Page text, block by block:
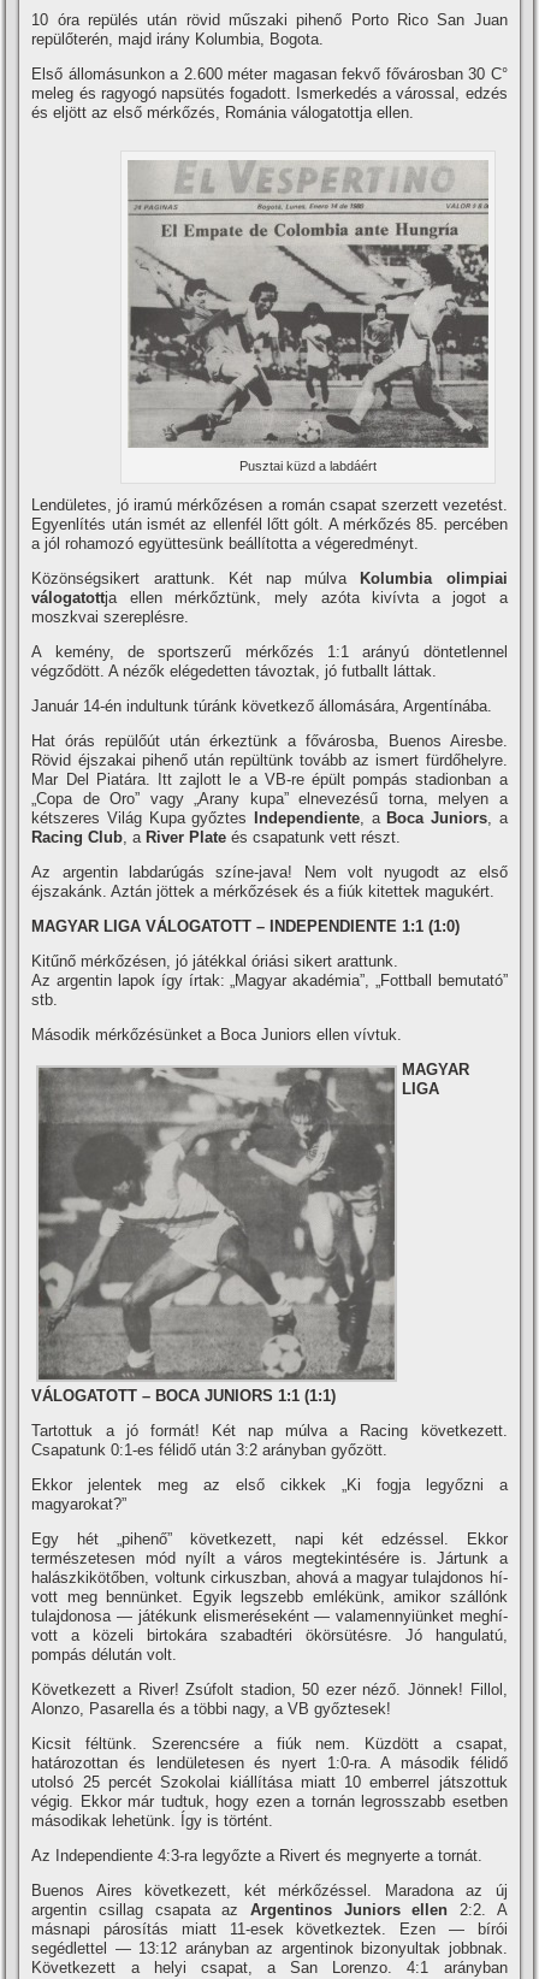
10 óra repülés után rövid műszaki pihenő Porto Rico San Juan
repülőterén, majd irány Kolumbia, Bogota.
Első állomásunkon a 2.600 méter magasan fekvő fővárosban 30 C°
meleg és ragyogó napsütés fogadott. Ismerkedés a várossal, edzés
és eljött az első mérkőzés, Románia válogatottja ellen.
Pusztai küzd a labdáért
Lendületes, jó iramú mérkőzésen a román csapat szerzett vezetést.
Egyenlí­tés után ismét az ellenfél lőtt gólt. A mérkőzés 85. percében
a jól rohamozó együttesünk beállí­totta a végeredményt.
Közönségsikert arattunk. Két nap múlva
Kolumbia olimpiai
válogatottja ellen mérkőztünk, mely azóta kiví­vta a jogot a
moszkvai szereplésre.
A kemény, de sportszerű mérkőzés 1:1 arányú döntetlennel
végződött. A nézők elégedetten távoztak, jó futballt láttak.
Január 14-én indultunk túránk következő állomására, Argentí­nába.
Hat órás repülőút után érkeztünk a fővárosba, Buenos Airesbe.
Rövid éjszakai pihenő után repültünk tovább az ismert fürdőhelyre.
Mar Del Piatára. Itt zajlott le a VB-re épült pompás stadionban a
„Copa de Oro” vagy „Arany kupa” elnevezésű torna, melyen a
kétszeres Világ Kupa győztes
Independiente , a Boca Juniors, a
Racing Club , a River Plate és csapatunk vett részt.
Az argentin labdarúgás szí­ne-java! Nem volt nyugodt az első
éjszakánk. Aztán jöttek a mérkőzések és a fiúk kitettek magukért.
MAGYAR LIGA VÁLOGATOTT – INDEPENDIENTE 1:1 (1:0)
Kitűnő mérkőzésen, jó játékkal óriási sikert arattunk.
Az argentin lapok í­gy í­rtak: „Magyar akadémia”, „Fottball bemutató”
stb.
Második mérkőzésünket a Boca Juniors ellen ví­vtuk.
MAGYAR
LIGA
VÁLOGATOTT – BOCA JUNIORS 1:1 (1:1)
Tartottuk a jó formát! Két nap múlva a Racing következett.
Csapatunk 0:1-es félidő után 3:2 arányban győzött.
Ekkor jelentek meg az első cikkek „Ki fogja legyőzni a
magyarokat?”
Egy hét „pihenő” következett, napi két edzéssel. Ekkor
természetesen mód nyí­lt a város megtekintésére is. Jártunk a
halászkikötőben, voltunk cirkuszban, ahová a magyar tulajdonos hí­
vott meg bennünket. Egyik legszebb emlékünk, amikor szállónk
tulajdonosa — játékunk elismeréseként — valamennyiünket meghí­
vott a közeli birtokára szabadtéri ökörsütésre. Jó hangulatú,
pompás délután volt.
Következett a River! Zsúfolt stadion, 50 ezer néző. Jönnek! Fillol,
Alonzo, Pasarella és a többi nagy, a VB győztesek!
Kicsit féltünk. Szerencsére a fiúk nem. Küzdött a csapat,
határozottan és lendületesen és nyert 1:0-ra. A második félidő
utolsó 25 percét Szokolai kiállí­tása miatt 10 emberrel játszottuk
végig. Ekkor már tudtuk, hogy ezen a tornán legrosszabb esetben
másodikak lehetünk. Így is történt.
Az Independiente 4:3-ra legyőzte a Rivert és megnyerte a tornát.
Buenos Aires következett, két mérkőzéssel. Maradona az új
argentin csillag csapata az Argentinos Juniors ellen 2:2. A
másnapi párosí­tás miatt 11-esek következtek. Ezen — bí­rói
segédlettel — 13:12 arányban az argentinok bizonyultak jobbnak.
Következett a helyi csapat, a San Lorenzo. 4:1 arányban